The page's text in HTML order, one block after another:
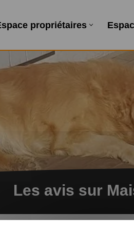
propriétaires
Les avis sur